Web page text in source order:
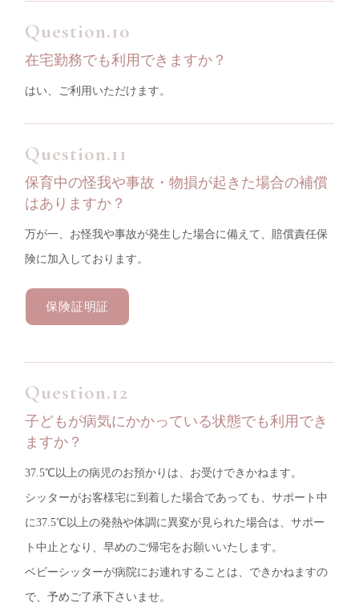
在宅勤務でも利用できますか？
はい、ご利用いただけます。
保育中の怪我や事故・物損が起きた場合の補償
はありますか？
万が一、お怪我や事故が発生した場合に備えて、賠償責任保
険に加入しております。
保険証明証
子どもが病気にかかっている状態でも利用でき
ますか？
37.5℃以上の病児のお預かりは、お受けできかねます。
シッターがお客様宅に到着した場合であっても、サポート中
に37.5℃以上の発熱や体調に異変が見られた場合は、サポー
ト中止となり、早めのご帰宅をお願いいたします。
ベビーシッターが病院にお連れすることは、できかねますの
で、予めご了承下さいませ。